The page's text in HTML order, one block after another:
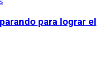
para lograr el